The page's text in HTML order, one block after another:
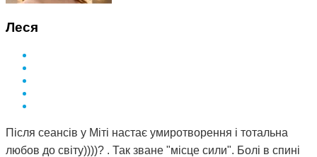
Леся
Після сеансів у Міті настає умиротворення і тотальна
любов до світу))))? . Так зване "місце сили". Болі в спині